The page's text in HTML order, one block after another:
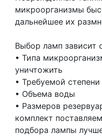
микроорганизмы
дальнейшее их
Выбор ламп зависит
• Типа
уничтожить
• Требуемой
• Объема воды
• Размеров
комплект
подбора лампы